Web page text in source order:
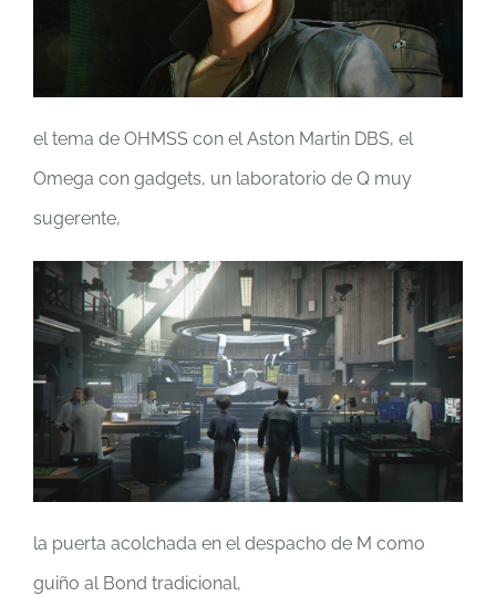
el tema de OHMSS con el Aston Martin DBS, el
Omega con gadgets, un laboratorio de Q muy
sugerente,
la puerta acolchada en el despacho de M como
guiño al Bond tradicional,